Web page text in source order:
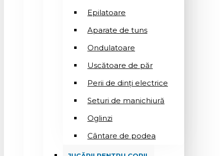
Epilatoare
Aparate de tuns
Ondulatoare
Uscătoare de păr
Perii de dinți electrice
Seturi de manichiură
Oglinzi
Cântare de podea